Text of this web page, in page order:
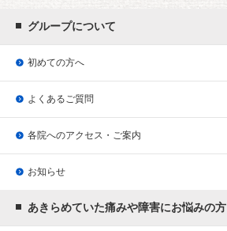
グループについて
初めての方へ
よくあるご質問
各院へのアクセス・ご案内
お知らせ
あきらめていた痛みや障害にお悩みの方